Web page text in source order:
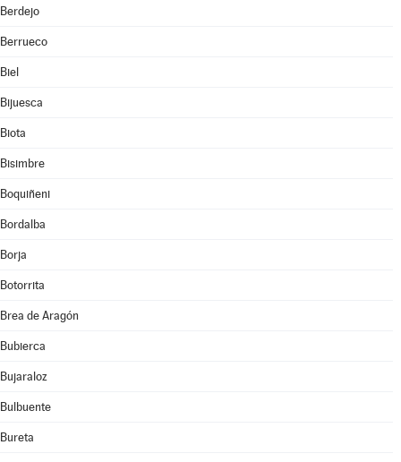
Berdejo
Berrueco
Biel
Bijuesca
Biota
Bisimbre
Boquiñeni
Bordalba
Borja
Botorrita
Brea de Aragón
Bubierca
Bujaraloz
Bulbuente
Bureta